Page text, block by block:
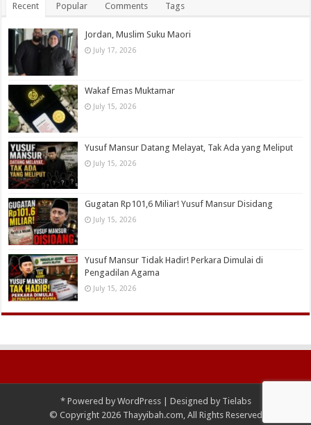
Recent Popular Comments Tags
Jordan, Muslim Suku Maori
July 17, 2026
Wakaf Emas Muktamar
July 15, 2026
Yusuf Mansur Datang Melayat, Tak Ada yang Meliput
July 15, 2026
Gugatan Rp101,6 Miliar! Yusuf Mansur Disidang
July 15, 2026
Yusuf Mansur Tidak Hadir! Perkara Dimulai di
Pengadilan Agama
July 15, 2026
*Powered by WordPress| Designed by Tielabs
© Copyright 2026 Thayyibah.com, All Rights Reserved